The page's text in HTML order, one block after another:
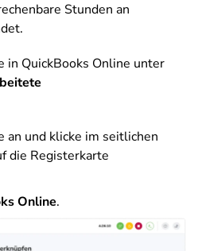
Stunden an
in QuickBooks Online unter
an und klicke im seitlichen
die Registerkarte
Online.